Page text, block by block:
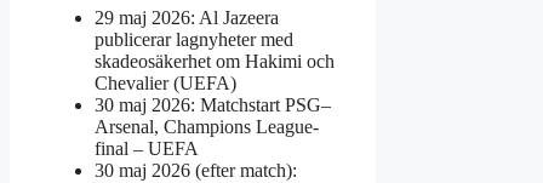
29 maj 2026: Al Jazeera
publicerar lagnyheter med
skadeosäkerhet om Hakimi och
Chevalier (UEFA)
30 maj 2026: Matchstart PSG–
Arsenal, Champions League-
final – UEFA
30 maj 2026 (efter match):